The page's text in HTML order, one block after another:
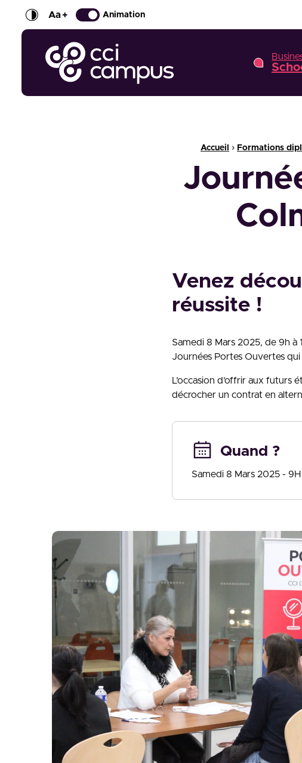
Aa+ Animation
CCI Campus La formation qui vous ressemble
Fil d'Ariane :
Accueil › Formations
Venez
réussite !
Samedi 8 Mars 2025, de 9h
Journées Portes Ouvertes
L’occasion d’offrir aux futurs
décrocher un contrat en
Quand ?
Samedi 8 Mars 2025 - 9H